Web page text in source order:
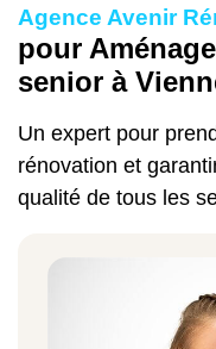
servir de notre
Vous pouvez
moyens de
consultant le
Agence Avenir
pour
senior à
Un expert pour
rénovation et
qualité de tous les